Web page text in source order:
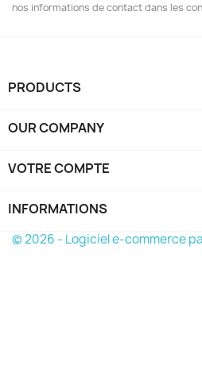
nos informations de contact dans les
PRODUCTS
OUR COMPANY
VOTRE COMPTE
INFORMATIONS
© 2026 - Logiciel e-commerce